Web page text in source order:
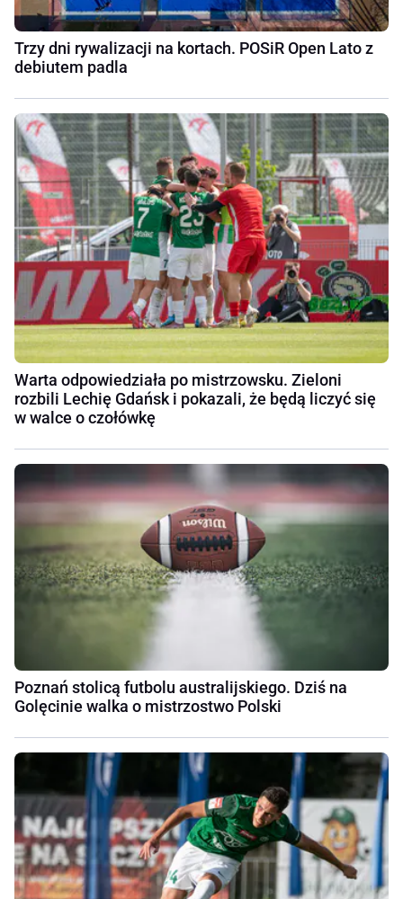
Trzy dni rywalizacji na kortach. POSiR Open Lato z
debiutem padla
Warta odpowiedziała po mistrzowsku. Zieloni
rozbili Lechię Gdańsk i pokazali, że będą liczyć się
w walce o czołówkę
Poznań stolicą futbolu australijskiego. Dziś na
Golęcinie walka o mistrzostwo Polski